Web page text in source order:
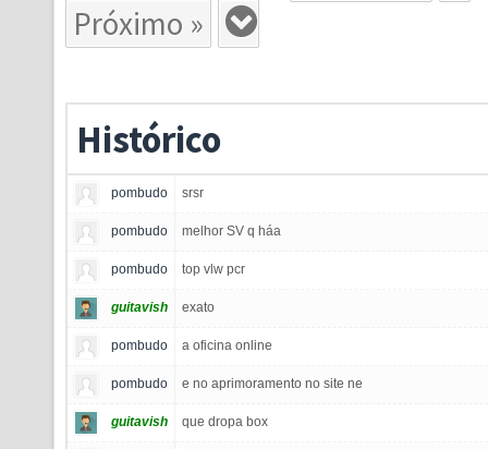
Próximo »
Histórico
pombudo srsr
pombudo melhor SV q háa
pombudo top vlw pcr
guitavish exato
pombudo a oficina online
pombudo e no aprimoramento no site ne
guitavish que dropa box